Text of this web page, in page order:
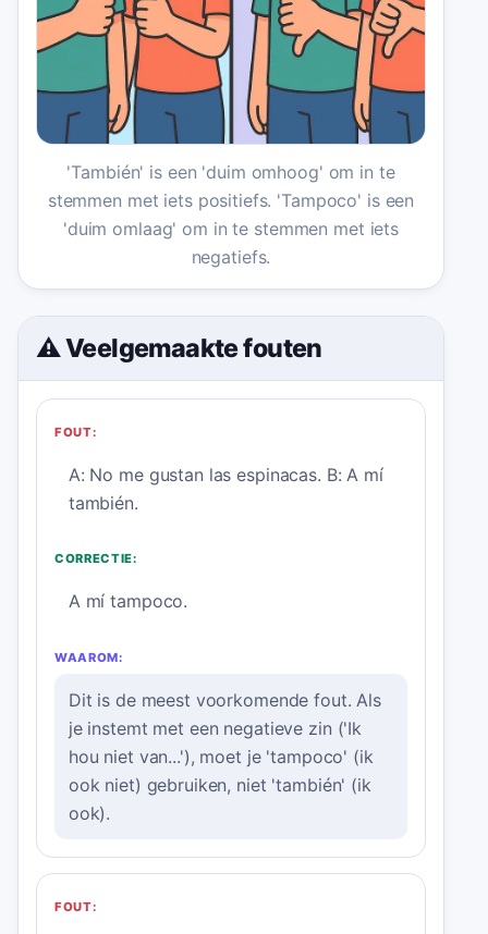
'También' is een 'duim omhoog' om in te
stemmen met iets positiefs. 'Tampoco' is een
'duim omlaag' om in te stemmen met iets
negatiefs.
⚠️ Veelgemaakte fouten
FOUT:
A: No me gustan las espinacas. B: A mí
también.
CORRECTIE:
A mí tampoco.
WAAROM:
Dit is de meest voorkomende fout. Als
je instemt met een negatieve zin ('Ik
hou niet van...'), moet je 'tampoco' (ik
ook niet) gebruiken, niet 'también' (ik
ook).
FOUT: